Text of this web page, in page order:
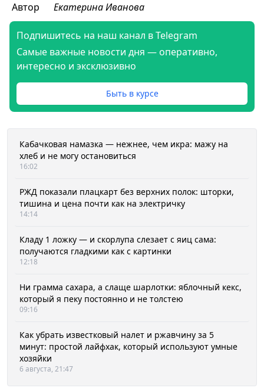
Автор Екатерина Иванова
Подпишитесь на наш канал в Telegram
Самые важные новости дня — оперативно,
интересно и эксклюзивно
Быть в курсе
Кабачковая намазка — нежнее, чем икра: мажу на
хлеб и не могу остановиться
16:02
РЖД показали плацкарт без верхних полок: шторки,
тишина и цена почти как на электричку
14:14
Кладу 1 ложку — и скорлупа слезает с яиц сама:
получаются гладкими как с картинки
12:18
Ни грамма сахара, а слаще шарлотки: яблочный кекс,
который я пеку постоянно и не толстею
09:16
Как убрать известковый налет и ржавчину за 5
минут: простой лайфхак, который используют умные
хозяйки
6 августа, 21:47